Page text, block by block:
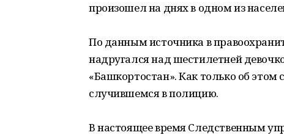
произошел на днях в одном из
По данным источника в
надругался над шестилетней
«Башкортостан». Как только об этом
случившемся в полицию.
В настоящее время Следственным